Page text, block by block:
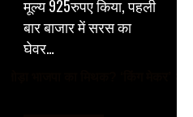
मूल्य 925रुपए किया, पहली
बार बाजार में सरस का
घेवर…